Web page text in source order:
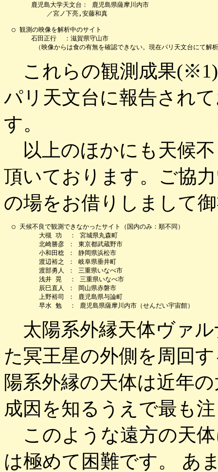
       鹿児島大学天文台： 鹿児島県薩摩川内市
           ／宮ノ下亮,安藤和真
  ○ 観測の映像を解析中のサイト
       石田正行  ：滋賀県守山市
これらの観測成果(※1)
パリ天文台に報告され
す。
以上のほかにも天候
頂いております。ご協
の場をお借りしまして
  ○ 天候不良で観測できなかったサイト（国内のみ：順不同）
         大槻 功  ： 宮城県丸森町
         北崎勝彦 ： 東京都武蔵野市
         小和田稔 ： 静岡県浜松市
         渡辺裕之 ： 岐阜県垂井町
         渡部勇人 ： 三重県いなべ市
         浅井 晃  ： 三重県いなべ市
         辰巳直人 ： 岡山県赤磐市
         上野裕司 ： 鹿児島県与論町
太陽系外縁天体ヴァル
た冥王星の外側を周回
陽系外縁の天体は近年
成因を知るうえで最も
このような遠方の天
は極めて困難です。 あ